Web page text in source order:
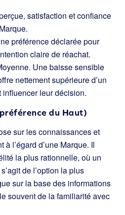
satisfaction et confiance
préférence déclarée pour
claire de réachat.
Une baisse sensible
nettement supérieure d’un
leur décision.
du Haut)
sur les connaissances et
à l’égard d’une Marque. Il
la plus rationnelle, où un
de l’option la plus
sur la base des informations
souvent de la familiarité avec